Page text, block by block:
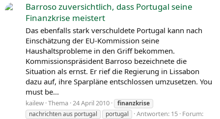
Barroso zuversichtlich, dass Portugal seine
Finanzkrise meistert
Das ebenfalls stark verschuldete Portugal kann nach
Einschätzung der EU-Kommission seine
Haushaltsprobleme in den Griff bekommen.
Kommissionspräsident Barroso bezeichnete die
Situation als ernst. Er rief die Regierung in Lissabon
dazu auf, ihre Sparpläne entschlossen umzusetzen. You
must be...
kailew Thema 24 April 2010
finanzkrise
nachrichten aus portugal
portugal Antworten: 15 Forum: